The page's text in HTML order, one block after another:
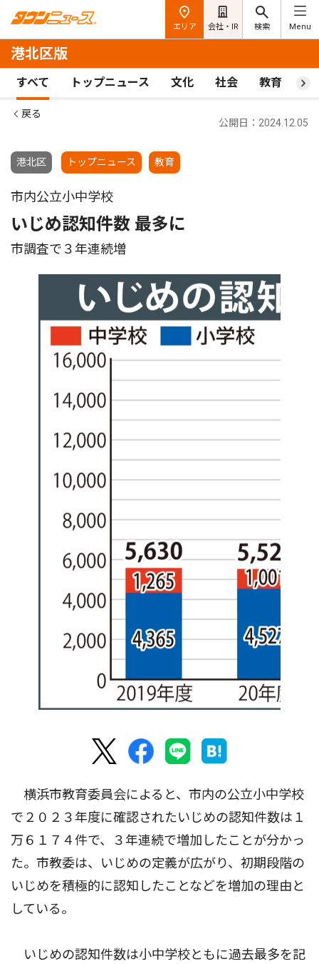
エリア 会社・IR 検索 Menu
港北区版
すべて トップニュース 文化 社会 教育 ス
戻る
港北区 トップニュース 教育
公開日：2024.12.05
市内公立小中学校
いじめ認知件数 最多に
市調査で３年連続増
横浜市教育委員会によると、市内の公立小中学校
で２０２３年度に確認されたいじめの認知件数は１
万６１７４件で、３年連続で増加したことが分かっ
た。市教委は、いじめの定義が広がり、初期段階の
いじめを積極的に認知したことなどを増加の理由と
している。
いじめの認知件数は小中学校ともに過去最多を記